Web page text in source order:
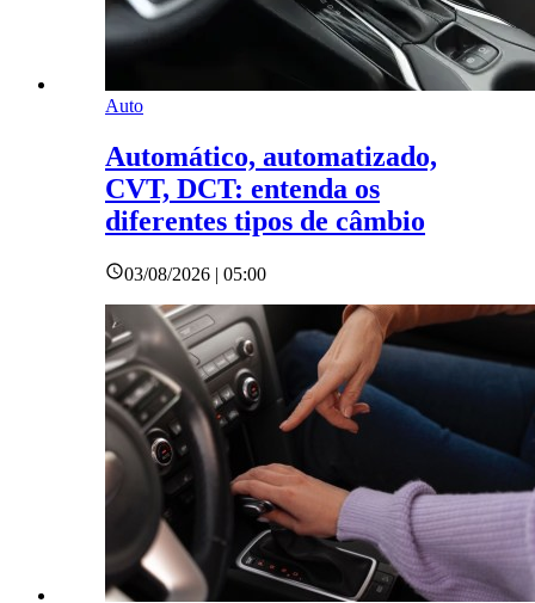
Auto
Automático, automatizado,
CVT, DCT: entenda os
diferentes tipos de câmbio
03/08/2026 | 05:00